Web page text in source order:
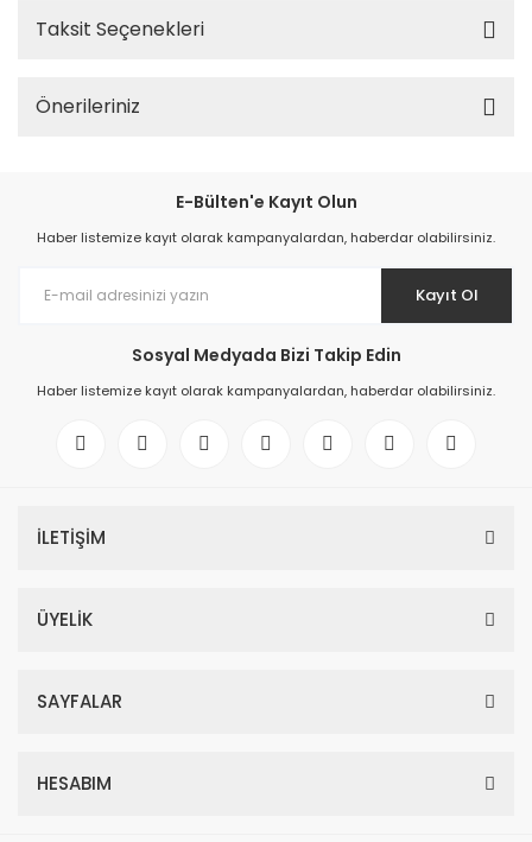
Taksit Seçenekleri
Önerileriniz
E-Bülten'e Kayıt Olun
Haber listemize kayıt olarak kampanyalardan, haberdar olabilirsiniz.
Kayıt Ol
Sosyal Medyada Bizi Takip Edin
Haber listemize kayıt olarak kampanyalardan, haberdar olabilirsiniz.
İLETİŞİM
ÜYELİK
SAYFALAR
HESABIM